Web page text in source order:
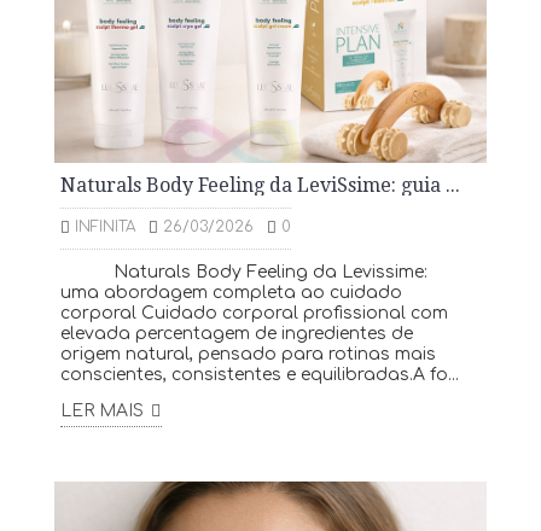
Naturals Body Feeling da LeviSsime: guia completo para cuidado corporal natural
INFINITA 26/03/2026 0
Naturals Body Feeling da Levissime:
uma abordagem completa ao cuidado
corporal Cuidado corporal profissional com
elevada percentagem de ingredientes de
origem natural, pensado para rotinas mais
conscientes, consistentes e equilibradas.A fo...
LER MAIS